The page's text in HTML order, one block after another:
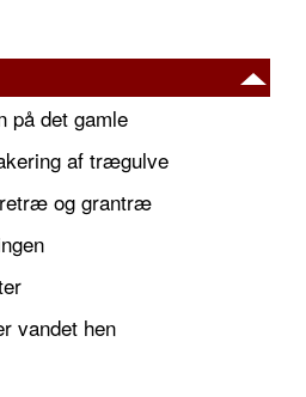
på det gamle
af trægulve
og grantræ
vandet hen